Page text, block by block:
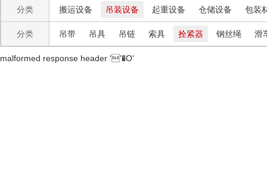
分类 搬运设备 吊装设备 起重设备 仓储设备 包装
分类 吊带 吊具 吊链 索具 拴紧器 钢丝绳 滑
malformed response header ' '�O'